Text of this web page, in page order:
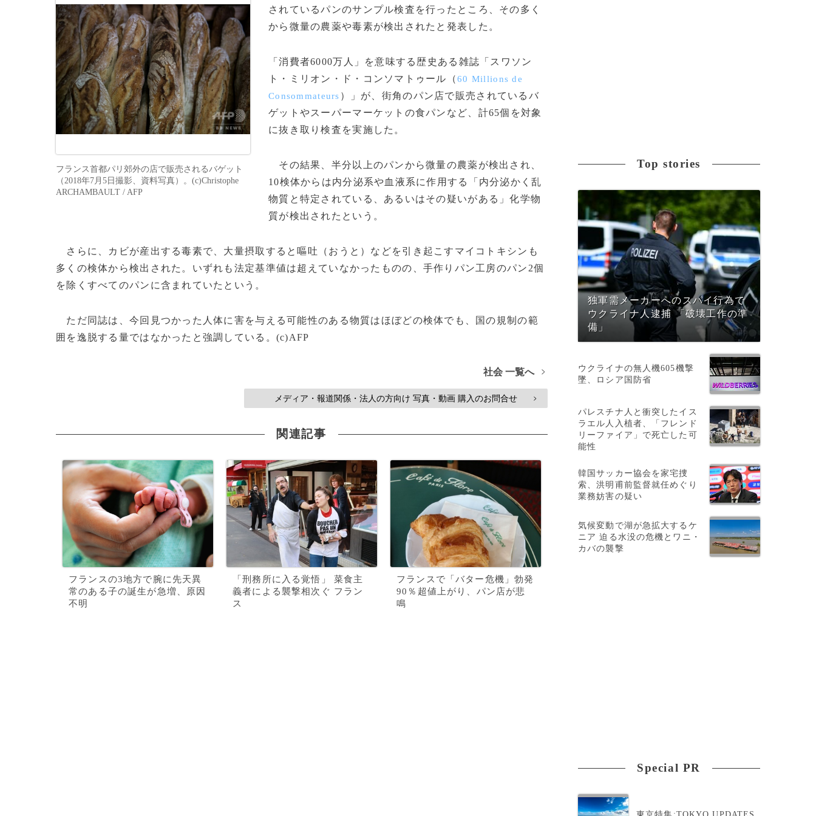
フランス首都パリ郊外の店で販売されるバゲット
（2018年7月5日撮影、資料写真）。(c)Christophe
ARCHAMBAULT / AFP
されているパンのサンプル検査を行ったところ、その多く
から微量の農薬や毒素が検出されたと発表した。
「消費者6000万人」を意味する歴史ある雑誌「スワソン
ト・ミリオン・ド・コンソマトゥール（60 Millions de
Consommateurs ）」が、街角のパン店で販売されているバ
ゲットやスーパーマーケットの食パンなど、計65個を対象
に抜き取り検査を実施した。
その結果、半分以上のパンから微量の農薬が検出され、
10検体からは内分泌系や血液系に作用する「内分泌かく乱
物質と特定されている、あるいはその疑いがある」化学物
質が検出されたという。
さらに、カビが産出する毒素で、大量摂取すると嘔吐（おうと）などを引き起こすマイコトキシンも
多くの検体から検出された。いずれも法定基準値は超えていなかったものの、手作りパン工房のパン2個
を除くすべてのパンに含まれていたという。
ただ同誌は、今回見つかった人体に害を与える可能性のある物質はほぼどの検体でも、国の規制の範
囲を逸脱する量ではなかったと強調している。(c)AFP
社会 一覧へ >
メディア・報道関係・法人の方向け 写真・動画 購入のお問合せ >
関連記事
フランスの3地方で腕に先天異
常のある子の誕生が急増、原因
不明
「刑務所に入る覚悟」 菜食主
義者による襲撃相次ぐ フラン
ス
フランスで「バター危機」勃発
90％超値上がり、パン店が悲
鳴
Top stories
独軍需メーカーへのスパイ行為で
ウクライナ人逮捕 「破壊工作の準
備」
ウクライナの無人機605機撃
墜、ロシア国防省
パレスチナ人と衝突したイス
ラエル人入植者、「フレンド
リーファイア」で死亡した可
能性
韓国サッカー協会を家宅捜
索、洪明甫前監督就任めぐり
業務妨害の疑い
気候変動で湖が急拡大するケ
ニア 迫る水没の危機とワニ・
カバの襲撃
Special PR
東京特集:TOKYO UPDATES